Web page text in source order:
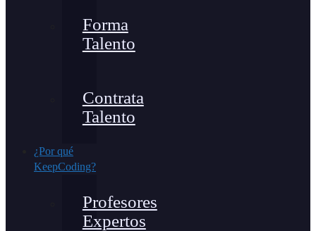
Forma
Talento
Contrata
Talento
¿Por qué
KeepCoding?
Profesores
Expertos